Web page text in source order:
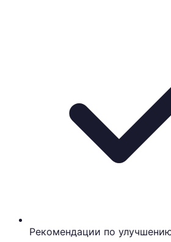
Рекомендации по